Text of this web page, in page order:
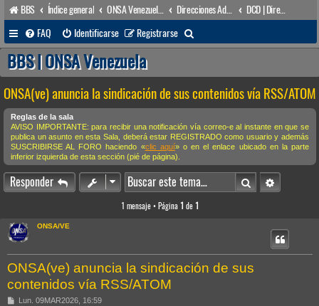
BBS Índice general Direcciones Administrativas
DCD | Dirección de Comunicación y Desarrollo
FAQ
Identificarse Registrarse
u
c
a
r
BBS | ONSA Venezuela
ONSA(ve) anuncia la sindicación de sus contenidos vía RSS/ATOM
Reglas de la sala
AVISO IMPORTANTE: para recibir una notificación vía correo-e al instante en que se
publica un asunto en esta Sala, deberá estar REGISTRADO como usuario y además
SUSCRIBIRSE AL FORO haciendo «clic aquí» o en el enlace ubicado en la parte
inferior izquierda de esta sección (pié de página).
Responder BuscarBúsqueda
1 mensaje • Página 1 de 1
ONSA/VE
ONSA(ve) anuncia la sindicación de sus
contenidos vía RSS/ATOM
M Lun. 09MAR2026, 16:59